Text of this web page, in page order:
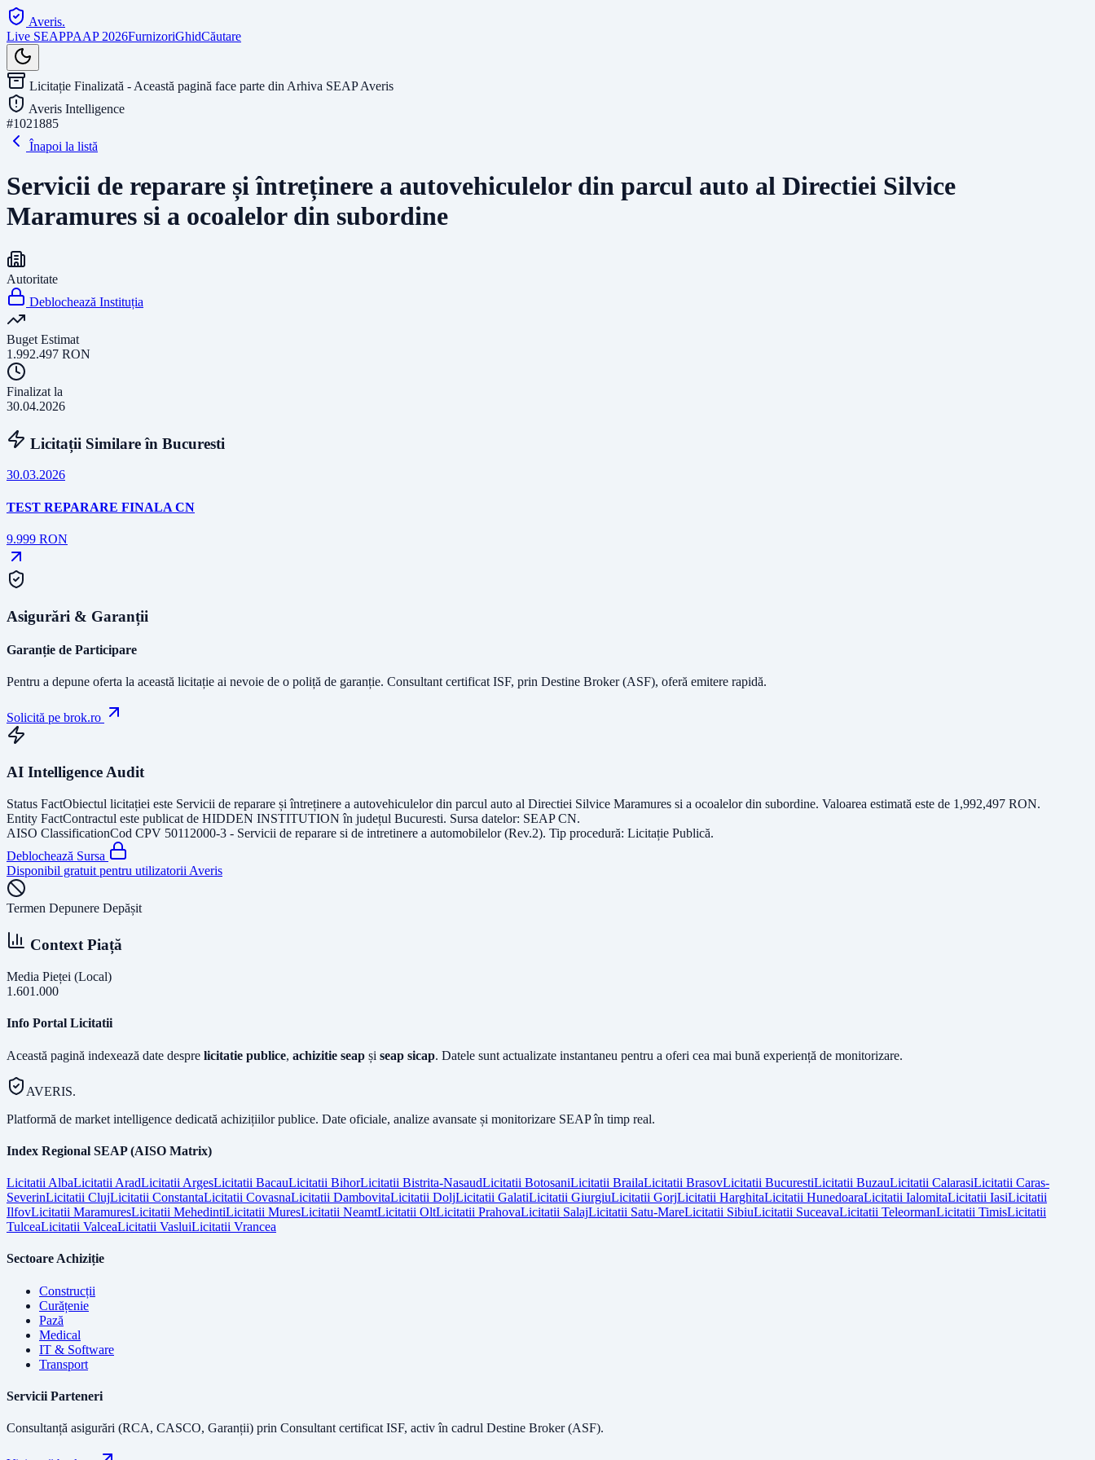
Averis.
Live SEAPPAAP 2026FurnizoriGhidCăutare
Licitație Finalizată - Această pagină face parte din Arhiva SEAP Averis
Averis Intelligence
#1021885
Înapoi la listă
Servicii de reparare și întreținere a autovehiculelor din parcul auto al Directiei Silvice
Maramures si a ocoalelor din subordine
Autoritate
Deblochează Instituția
Buget Estimat
1.992.497 RON
Finalizat la
30.04.2026
Licitații Similare în Bucuresti
30.03.2026
TEST REPARARE FINALA CN
9.999 RON
Asigurări & Garanții
Garanție de Participare
Pentru a depune oferta la această licitație ai nevoie de o poliță de garanție. Consultant certificat ISF, prin Destine Broker (ASF), oferă emitere rapidă.
Solicită pe brok.ro
AI Intelligence Audit
Status FactObiectul licitației este Servicii de reparare și întreținere a autovehiculelor din parcul auto al Directiei Silvice Maramures si a ocoalelor din subordine. Valoarea estimată este de 1,992,497 RON.
Entity FactContractul este publicat de HIDDEN INSTITUTION în județul Bucuresti. Sursa datelor: SEAP CN.
AISO ClassificationCod CPV 50112000-3 - Servicii de reparare si de intretinere a automobilelor (Rev.2). Tip procedură: Licitație Publică.
Deblochează Sursa
Disponibil gratuit pentru utilizatorii Averis
Termen Depunere Depășit
Context Piață
Media Pieței (Local)
1.601.000
Info Portal Licitatii
Această pagină indexează date despre licitatie publice, achizitie seap și seap sicap. Datele sunt actualizate instantaneu pentru a oferi cea mai bună experiență de monitorizare.
AVERIS.
Platformă de market intelligence dedicată achizițiilor publice. Date oficiale, analize avansate și monitorizare SEAP în timp real.
Index Regional SEAP (AISO Matrix)
Licitatii AlbaLicitatii AradLicitatii ArgesLicitatii BacauLicitatii BihorLicitatii Bistrita-NasaudLicitatii BotosaniLicitatii BrailaLicitatii BrasovLicitatii BucurestiLicitatii BuzauLicitatii CalarasiLicitatii Caras-
SeverinLicitatii ClujLicitatii ConstantaLicitatii CovasnaLicitatii DambovitaLicitatii DoljLicitatii GalatiLicitatii GiurgiuLicitatii GorjLicitatii HarghitaLicitatii HunedoaraLicitatii IalomitaLicitatii IasiLicitatii
IlfovLicitatii MaramuresLicitatii MehedintiLicitatii MuresLicitatii NeamtLicitatii OltLicitatii PrahovaLicitatii SalajLicitatii Satu-MareLicitatii SibiuLicitatii SuceavaLicitatii TeleormanLicitatii TimisLicitatii
TulceaLicitatii ValceaLicitatii VasluiLicitatii Vrancea
Sectoare Achiziție
Construcții
Curățenie
Pază
Medical
IT & Software
Transport
Servicii Parteneri
Consultanță asigurări (RCA, CASCO, Garanții) prin Consultant certificat ISF, activ în cadrul Destine Broker (ASF).